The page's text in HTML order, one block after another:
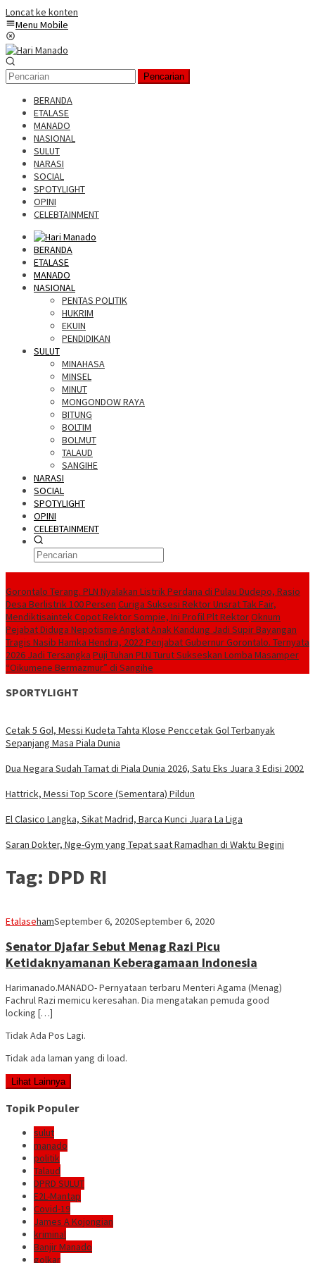
Loncat ke konten
Menu Mobile
Pencarian
BERANDA
ETALASE
MANADO
NASIONAL
SULUT
NARASI
SOCIAL
SPOTYLIGHT
OPINI
CELEBTAINMENT
BERANDA
ETALASE
MANADO
NASIONAL
PENTAS POLITIK
HUKRIM
EKUIN
PENDIDIKAN
SULUT
MINAHASA
MINSEL
MINUT
MONGONDOW RAYA
BITUNG
BOLTIM
BOLMUT
TALAUD
SANGIHE
NARASI
SOCIAL
SPOTYLIGHT
OPINI
CELEBTAINMENT
Gorontalo Terang. PLN Nyalakan Listrik Perdana di Pulau Dudepo, Rasio
Desa Berlistrik 100 Persen Curiga Suksesi Rektor Unsrat Tak Fair,
Mendiktisaintek Copot Rektor Sompie, Ini Profil Plt RektorOknum
Pejabat Diduga Nepotisme Angkat Anak Kandung Jadi Supir Bayangan
Tragis Nasib Hamka Hendra, 2022 Penjabat Gubernur Gorontalo. Ternyata
2026 Jadi Tersangka Puji Tuhan PLN Turut Sukseskan Lomba Masamper
“Oikumene Bermazmur” di Sangihe
SPORTYLIGHT
Cetak 5 Gol, Messi Kudeta Tahta Klose Penccetak Gol Terbanyak
Sepanjang Masa Piala Dunia
Dua Negara Sudah Tamat di Piala Dunia 2026, Satu Eks Juara 3 Edisi 2002
Hattrick, Messi Top Score (Sementara) Pildun
El Clasico Langka, Sikat Madrid, Barca Kunci Juara La Liga
Saran Dokter, Nge-Gym yang Tepat saat Ramadhan di Waktu Begini
Tag: DPD RI
EtalasehamSeptember 6, 2020September 6, 2020
Senator Djafar Sebut Menag Razi Picu
Ketidaknyamanan Keberagamaan Indonesia
Harimanado.MANADO- Pernyataan terbaru Menteri Agama (Menag)
Fachrul Razi memicu keresahan. Dia mengatakan pemuda good
locking […]
Tidak Ada Pos Lagi.
Tidak ada laman yang di load.
Lihat Lainnya
Topik Populer
sulut
manado
politik
Talaud
DPRD SULUT
E2L-Mantap
Covid-19
James A Kojongian
kriminal
Banjir Manado
golkar